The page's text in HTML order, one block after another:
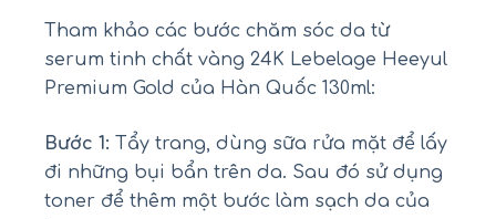
Tham khảo các bước chăm sóc da từ
serum tinh chất vàng 24K Lebelage Heeyul
Premium Gold của Hàn Quốc 130ml:
Bước 1: Tẩy trang, dùng sữa rửa mặt để lấy
đi những bụi bẩn trên da. Sau đó sử dụng
toner để thêm một bước làm sạch da của